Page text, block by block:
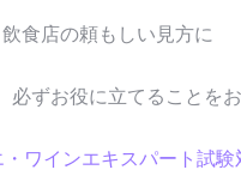
飲食店の頼もしい見方に
必ずお役に立てることをお
ワインエキスパート試験